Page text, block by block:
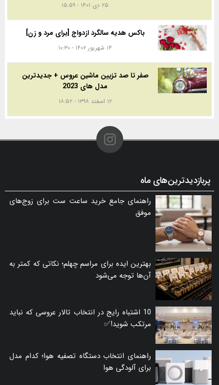
۲۵ دی ۱۴۰۱ - ۱۵:۵۹
باکس هدیه سالگرد ازدواج [برای مرد و زن]
۱۴ شهریور ۱۴۰۲ - ۱۰:۳۰
صفر تا صد تزیین ماشین عروس + جدیدترین
مدل های 2023
۱۲ اسفند ۱۳۹۸ - ۱۸:۵۲
پربازدیدترین‌های ماه
راهنمای جامع خرید ساعت ست برای زوج‌های
موفق
بهترین ایده برای مراسم چهلم؛ نکاتی که کمتر به
آن‌ها توجه می‌شود
10 اشتباه رایج در انتخاب تالار عروسی که نباید
مرتکب شوید!✅
راهنمای انتخاب دستگاه تصفیه هوا؛ کدام مدل
برای آلودگی هوا